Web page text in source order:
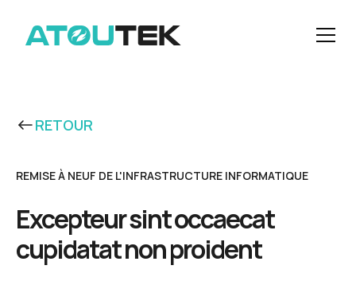
RETOUR
REMISE À NEUF DE L'INFRASTRUCTURE INFORMATIQUE
Excepteur sint occaecat
cupidatat non proident